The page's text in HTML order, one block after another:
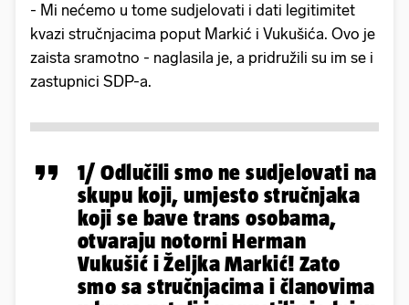
- Mi nećemo u tome sudjelovati i dati legitimitet
kvazi stručnjacima poput Markić i Vukušića. Ovo je
zaista sramotno - naglasila je, a pridružili su im se i
zastupnici SDP-a.
1/ Odlučili smo ne sudjelovati na
skupu koji, umjesto stručnjaka
koji se bave trans osobama,
otvaraju notorni Herman
Vukušić i Željka Markić! Zato
smo sa stručnjacima i članovima